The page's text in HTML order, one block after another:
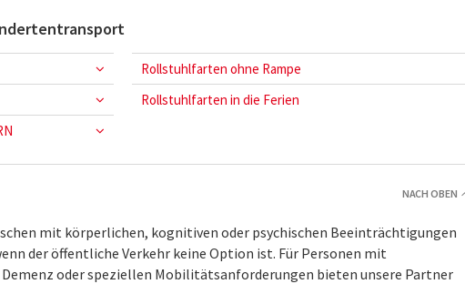
Rollstuhlfarten ohne Rampe
Rollstuhlfarten in die Ferien
NACH OBEN
mit körperlichen, kognitiven oder psychischen Beeinträchtigungen
der öffentliche Verkehr keine Option ist. Für Personen mit
oder speziellen Mobilitätsanforderungen bieten unsere Partner